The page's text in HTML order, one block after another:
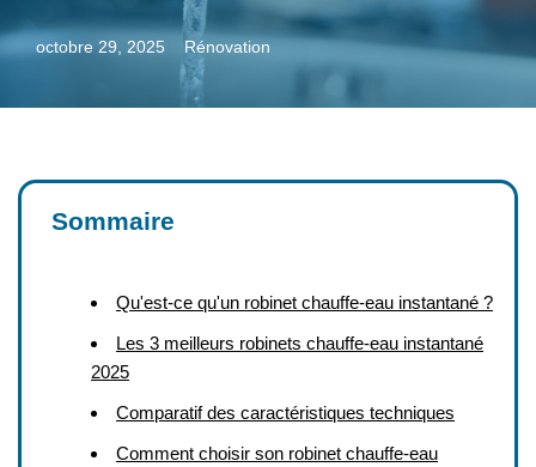
octobre 29, 2025 Rénovation
Sommaire
Qu'est-ce qu'un robinet chauffe-eau instantané ?
Les 3 meilleurs robinets chauffe-eau instantané
2025
Comparatif des caractéristiques techniques
Comment choisir son robinet chauffe-eau